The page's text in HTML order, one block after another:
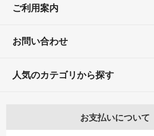
ご利用案内
お問い合わせ
お支払いについて
人気のカテゴリから探す